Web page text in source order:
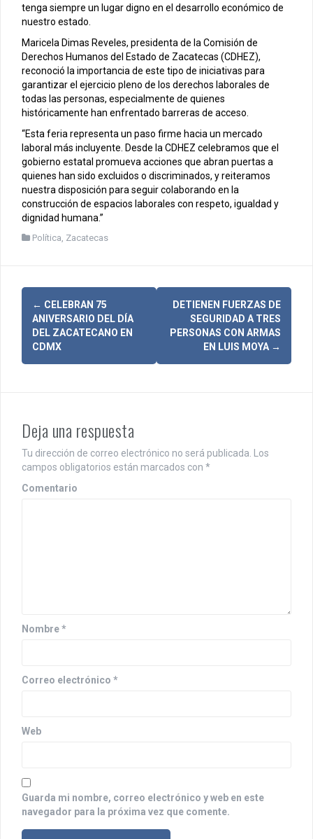
tenga siempre un lugar digno en el desarrollo económico de
nuestro estado.
Maricela Dimas Reveles, presidenta de la Comisión de
Derechos Humanos del Estado de Zacatecas (CDHEZ),
reconoció la importancia de este tipo de iniciativas para
garantizar el ejercicio pleno de los derechos laborales de
todas las personas, especialmente de quienes
históricamente han enfrentado barreras de acceso.
“Esta feria representa un paso firme hacia un mercado
laboral más incluyente. Desde la CDHEZ celebramos que el
gobierno estatal promueva acciones que abran puertas a
quienes han sido excluidos o discriminados, y reiteramos
nuestra disposición para seguir colaborando en la
construcción de espacios laborales con respeto, igualdad y
dignidad humana.”
Política Zacatecas
N
v
a
c
i
n
r
d
s
← CELEBRAN 75
ANIVERSARIO DEL DÍA
DEL ZACATECANO EN
CDMX
DETIENEN FUERZAS DE
SEGURIDAD A TRES
PERSONAS CON ARMAS
EN LUIS MOYA →
Deja una respuesta
Tu dirección de correo electrónico no será publicada.
Los
campos obligatorios están marcados con *
Comentario
Nombre*
Correo electrónico *
Web
Guarda mi nombre, correo electrónico y web en este
navegador para la próxima vez que comente.